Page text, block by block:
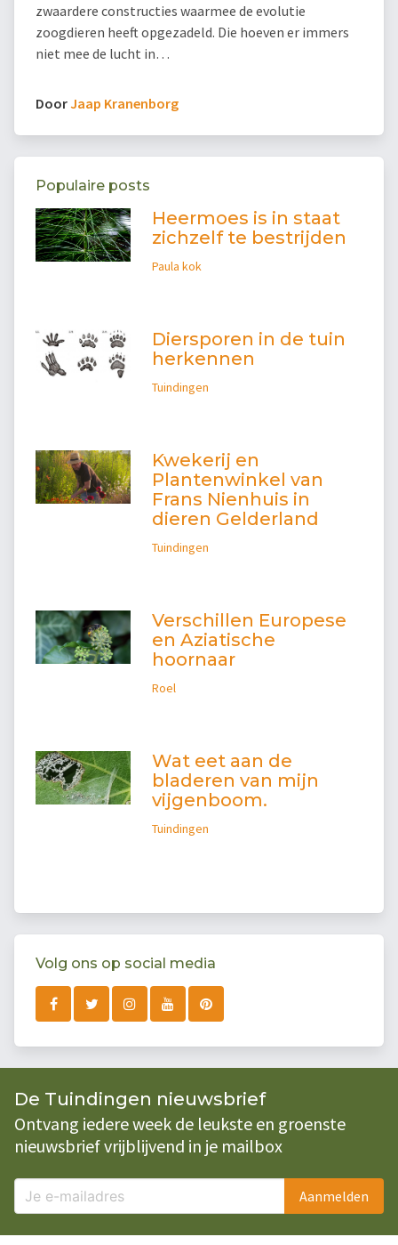
zwaardere constructies waarmee de evolutie
zoogdieren heeft opgezadeld. Die hoeven er immers
niet mee de lucht in…
DoorJaap Kranenborg
Populaire posts
Heermoes is in staat
zichzelf te bestrijden
Paula kok
Diersporen in de tuin
herkennen
Tuindingen
Kwekerij en
Plantenwinkel van
Frans Nienhuis in
dieren Gelderland
Tuindingen
Verschillen Europese
en Aziatische
hoornaar
Roel
Wat eet aan de
bladeren van mijn
vijgenboom.
Tuindingen
Volg ons op social media
De Tuindingen nieuwsbrief
Ontvang iedere week de leukste en groenste
nieuwsbrief vrijblijvend in je mailbox
Aanmelden